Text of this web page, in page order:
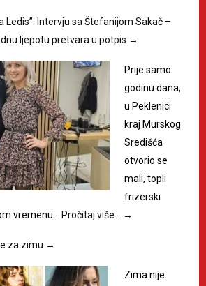
Ledis”: Intervju sa Štefanijom Sakač –
ljepotu pretvara u potpis →
Prije samo
godinu dana,
u Peklenici
kraj Murskog
Središća
otvorio se
mali, topli
frizerski
vremenu… Pročitaj više… →
za zimu →
Zima nije